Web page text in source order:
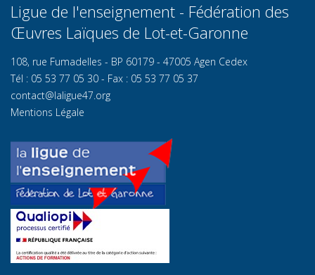
Ligue de l'enseignement - Fédération des
Œuvres Laïques de Lot-et-Garonne
108, rue Fumadelles - BP 60179 - 47005 Agen Cedex
Tél : 05 53 77 05 30 - Fax : 05 53 77 05 37
contact@laligue47.org
Mentions Légale